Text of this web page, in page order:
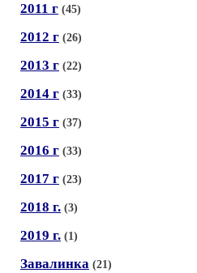
2011 г (45)
2012 г (26)
2013 г (22)
2014 г (33)
2015 г (37)
2016 г (33)
2017 г (23)
2018 г. (3)
2019 г. (1)
Завалинка (21)